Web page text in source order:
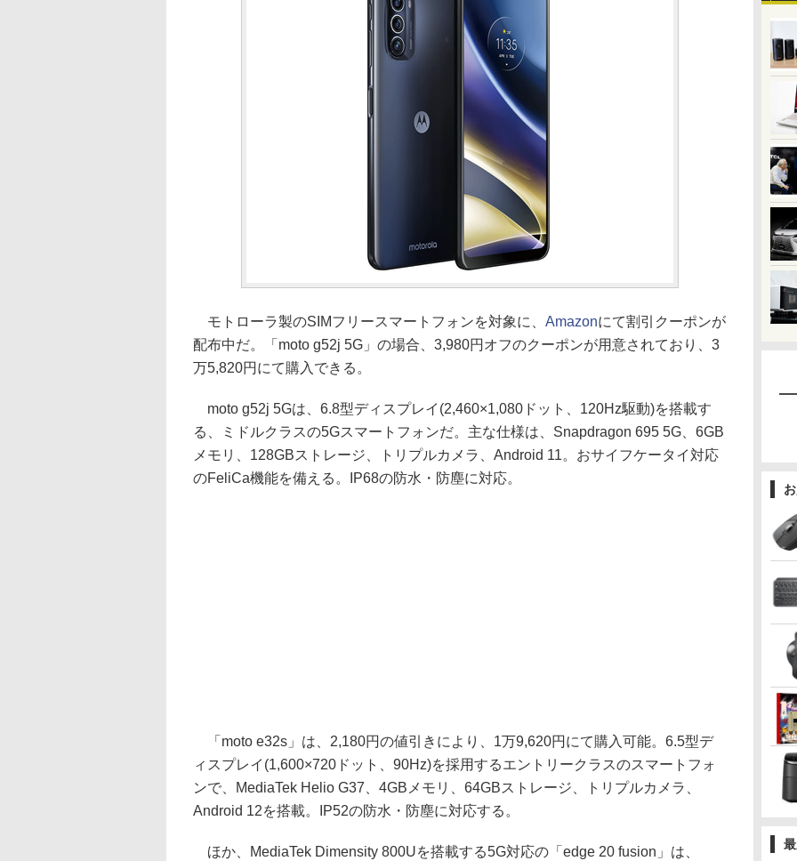
モトローラ製のSIMフリースマートフォンを対象に、 Amazonにて割引クーポンが
配布中だ。「moto g52j 5G」の場合、3,980円オフのクーポンが用意されており、3
万5,820円にて購入できる。
moto g52j 5Gは、6.8型ディスプレイ(2,460×1,080ドット、120Hz駆動)を搭載す
る、ミドルクラスの5Gスマートフォンだ。主な仕様は、Snapdragon 695 5G、6GB
メモリ、128GBストレージ、トリプルカメラ、Android 11。おサイフケータイ対応
のFeliCa機能を備える。IP68の防水・防塵に対応。
「moto e32s」は、2,180円の値引きにより、1万9,620円にて購入可能。6.5型デ
ィスプレイ(1,600×720ドット、90Hz)を採用するエントリークラスのスマートフォ
ンで、MediaTek Helio G37、4GBメモリ、64GBストレージ、トリプルカメラ、
Android 12を搭載。IP52の防水・防塵に対応する。
ほか、MediaTek Dimensity 800Uを搭載する5G対応の「edge 20 fusion」は、